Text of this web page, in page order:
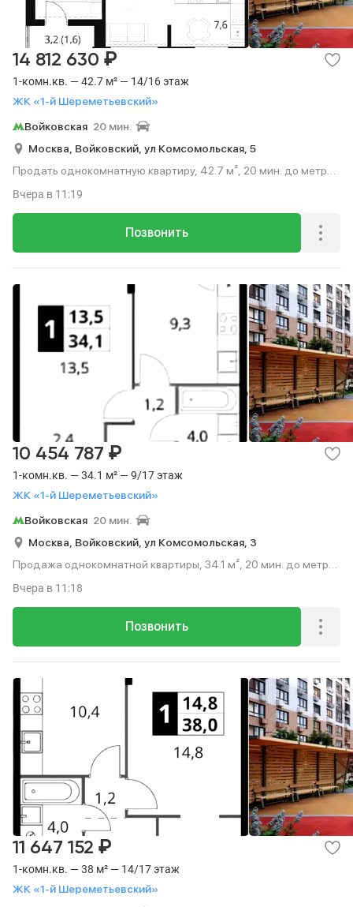
1-комн.кв. — 42.7 м² — 14/16 этаж
ЖК «1-й Шереметьевский»
14 812 630 ₽
Войковская 20 мин.
Москва, Войковский, ул Комсомольская, 5
Продать однокомнатную квартиру, 42.7 м², 20 мин. до метро
Позвонить
Вчера в 11:19
1-комн.кв. — 34.1 м² — 9/17 этаж
ЖК «1-й Шереметьевский»
10 454 787 ₽
Войковская 20 мин.
Москва, Войковский, ул Комсомольская, 3
Продажа однокомнатной квартиры, 34.1 м², 20 мин. до метро
Позвонить
Вчера в 11:18
1-комн.кв. — 38 м² — 14/17 этаж
ЖК «1-й Шереметьевский»
11 647 152 ₽